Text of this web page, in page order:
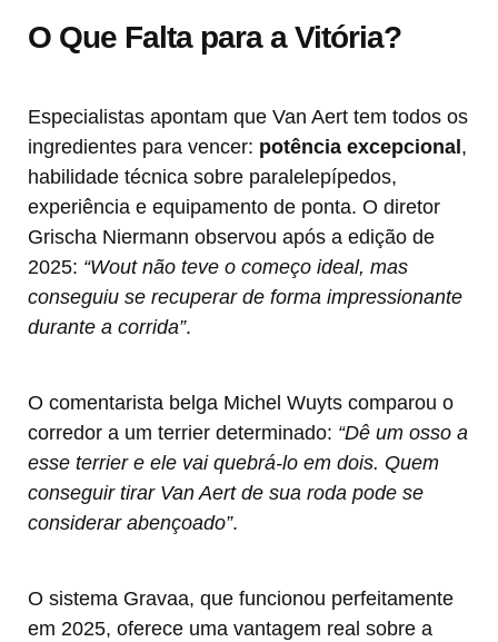
O Que Falta para a Vitória?
Especialistas apontam que Van Aert tem todos os
ingredientes para vencer: potência excepcional ,
habilidade técnica sobre paralelepípedos,
experiência e equipamento de ponta. O diretor
Grischa Niermann observou após a edição de
2025: “Wout não teve o começo ideal, mas
conseguiu se recuperar de forma impressionante
durante a corrida”.
O comentarista belga Michel Wuyts comparou o
corredor a um terrier determinado: “Dê um osso a
esse terrier e ele vai quebrá-lo em dois. Quem
conseguir tirar Van Aert de sua roda pode se
considerar abençoado”.
O sistema Gravaa, que funcionou perfeitamente
em 2025, oferece uma vantagem real sobre a